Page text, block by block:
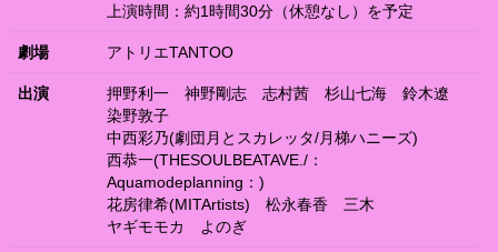
上演時間：約1時間30分（休憩なし）を予定
劇場 アトリエTANTOO
出演 押野利一 神野剛志 志村茜 杉山七海
鈴木遼
染野敦子
中西彩乃(劇団月とスカレッタ/月梯ハニーズ)
西恭一(THESOULBEATAVE./：
Aquamodeplanning：)
花房律希(MITArtists)
松永春香
三木
ヤギモモカ
よのぎ